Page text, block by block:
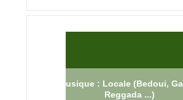
Musique : Locale (Bedoui,
Reggada ...)